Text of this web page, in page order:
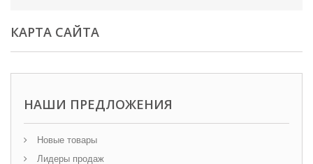
КАРТА САЙТА
НАШИ ПРЕДЛОЖЕНИЯ
Новые товары
Лидеры продаж